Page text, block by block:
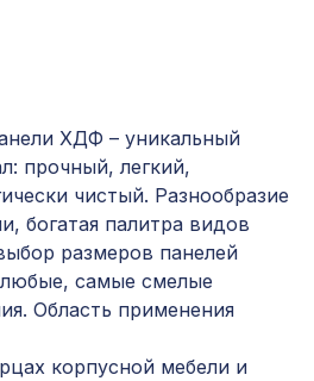
20х20, 2000мм,
275 ₽
бруса
сандал
505 ₽
панель ГОТИКА,
ХДФ, бук
ХДФ – уникальный
прочный, легкий,
чистый. Разнообразие
богатая палитра видов
размеров панелей
самые смелые
Область применения
корпусной мебели и